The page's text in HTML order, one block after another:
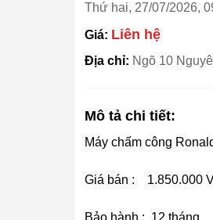
Thứ hai, 27/07/2026,
Giá: Liên hệ
Địa chỉ: Ngõ 10
Mô tả chi tiết:
Máy chấm công
Giá bán : 1.850.000
Bảo hành : 12 tháng